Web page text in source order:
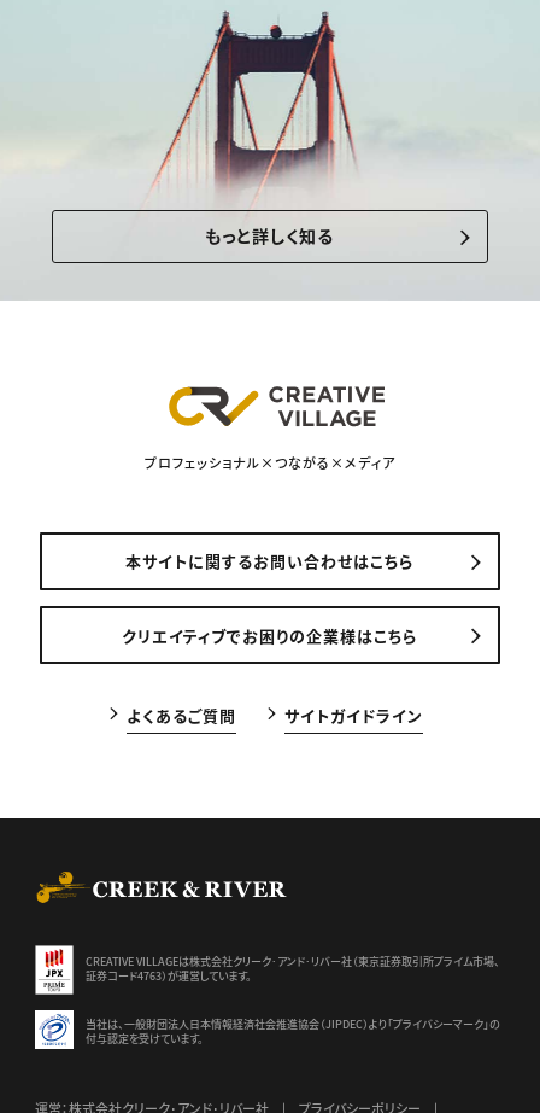
もっと詳しく知る
プロフェッショナル×つながる×メディア
本サイトに関するお問い合わせはこちら
クリエイティブでお困りの企業様はこちら
よくあるご質問 サイトガイドライン
CREATIVE VILLAGEは株式会社クリーク･アンド･リバー社（東京証券取引所プライム市場、
証券コード4763）が運営しています。
当社は、一般財団法人日本情報経済社会推進協会（JIPDEC）より 「プライバシーマーク」の
付与認定を受けています。
運営：株式会社クリーク･アンド･リバー社 プライバシーポリシー